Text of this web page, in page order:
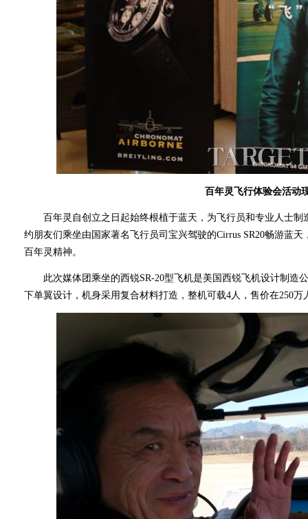
百年灵飞行体验会活动
百年灵自创立之日起始终根植于蓝天，为飞行员和专业人士制
约朋友们乘坐由国家著名飞行员司宝兴驾驶的Cirrus SR20畅游蓝
百年灵精神。
此次媒体团乘坐的西锐SR-20型飞机是美国西锐飞机设计制造
下单翼设计，机身采用复合材料打造，整机可载4人，售价在250万